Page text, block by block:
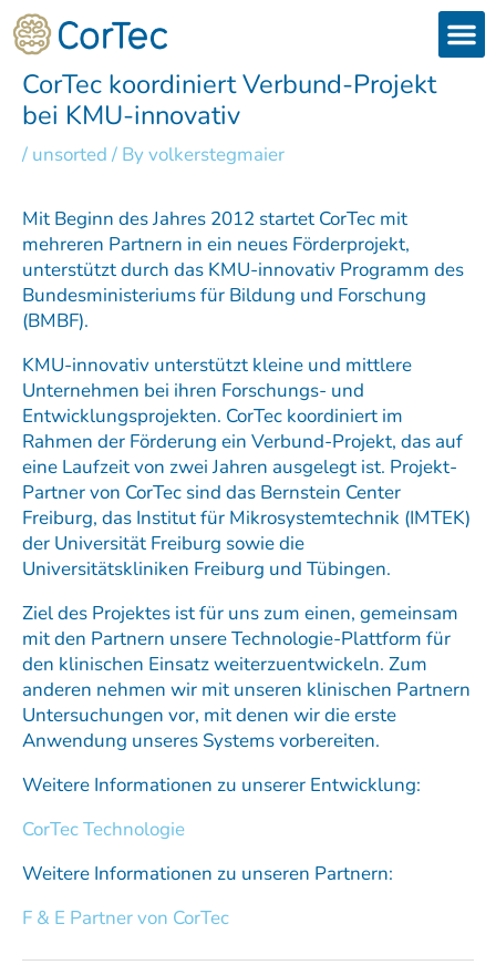
Skip
to
content
CorTec koordiniert Verbund-Projekt
bei KMU-innovativ
/ unsorted / Byvolkerstegmaier
Mit Beginn des Jahres 2012 startet CorTec mit
mehreren Partnern in ein neues Förderprojekt,
unterstützt durch das KMU-innovativ Programm des
Bundesministeriums für Bildung und Forschung
(BMBF).
KMU-innovativ unterstützt kleine und mittlere
Unternehmen bei ihren Forschungs- und
Entwicklungsprojekten. CorTec koordiniert im
Rahmen der Förderung ein Verbund-Projekt, das auf
eine Laufzeit von zwei Jahren ausgelegt ist. Projekt-
Partner von CorTec sind das Bernstein Center
Freiburg, das Institut für Mikrosystemtechnik (IMTEK)
der Universität Freiburg sowie die
Universitätskliniken Freiburg und Tübingen.
Ziel des Projektes ist für uns zum einen, gemeinsam
mit den Partnern unsere Technologie-Plattform für
den klinischen Einsatz weiterzuentwickeln. Zum
anderen nehmen wir mit unseren klinischen Partnern
Untersuchungen vor, mit denen wir die erste
Anwendung unseres Systems vorbereiten.
Weitere Informationen zu unserer Entwicklung:
CorTec Technologie
Weitere Informationen zu unseren Partnern:
F & E Partner von CorTec